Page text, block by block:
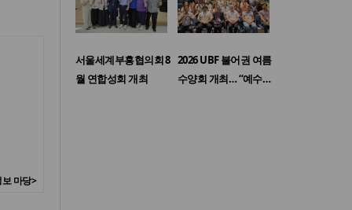
마당>
서울세계부흥협의회 8
월 연합성회 개최
2026 UBF 불어권 여름
수양회 개최… “예수…